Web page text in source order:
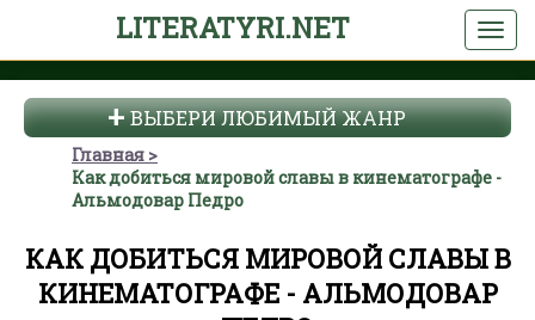
LITERATYRI.NET
ВЫБЕРИ ЛЮБИМЫЙ ЖАНР
Главная
Как добиться мировой славы в кинематографе -
Альмодовар Педро
КАК ДОБИТЬСЯ МИРОВОЙ СЛАВЫ В
КИНЕМАТОГРАФЕ - АЛЬМОДОВАР